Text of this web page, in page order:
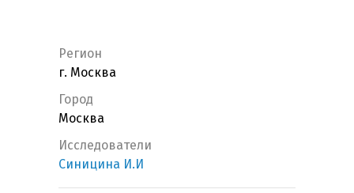
Регион
г. Москва
Город
Москва
Исследователи
Синицина И.И